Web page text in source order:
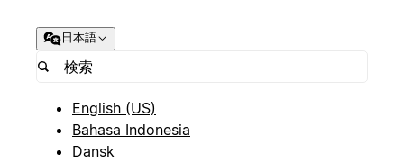
日本語
English (US)
Bahasa Indonesia
Dansk